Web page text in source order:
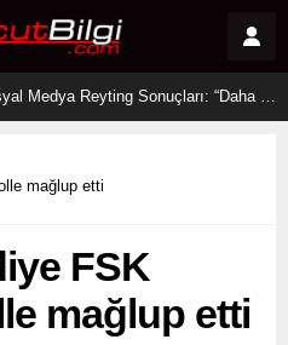
2 Ağustos 2026 Sosyal Medya Reyting Sonuçları: “Daha 17” Ekranlara Ambargo Koydu!
mağlup etti
FSK
mağlup etti